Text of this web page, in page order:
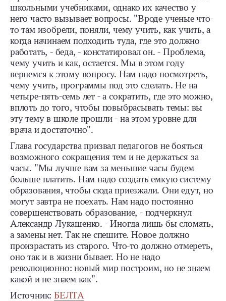
школьными учебниками, однако их качество у
него часто вызывает вопросы. "Вроде ученые что-
то там изобрели, поняли, чему учить, как учить, а
когда начинаем подходить туда, где это должно
работать, - беда, - констатировал он. - Проблема,
чему учить и как, остается. Мы в этом году
вернемся к этому вопросу. Нам надо посмотреть,
чему учить, программы под это сделать. Не на
четыре-пять-семь лет - а сократить, где это можно,
вплоть до того, чтобы повыбрасывать темы: вы
эту тему в школе прошли - на этом уровне для
врача и достаточно".
Глава государства призвал педагогов не бояться
возможного сокращения тем и не держаться за
часы. "Мы лучше вам за меньшие часы будем
больше платить. Нам надо создать емкую систему
образования, чтобы сюда приезжали. Они едут, но
могут завтра не поехать. Нам надо постоянно
совершенствовать образование, - подчеркнул
Александр Лукашенко. - Иногда лишь бы сломать,
а замены нет. Так не спешите. Новое должно
произрастать из старого. Что-то должно отмереть,
оно так и в жизни бывает. Но не надо
революционно: новый мир построим, но не знаем
какой и не знаем как".
Источник:БЕЛТА